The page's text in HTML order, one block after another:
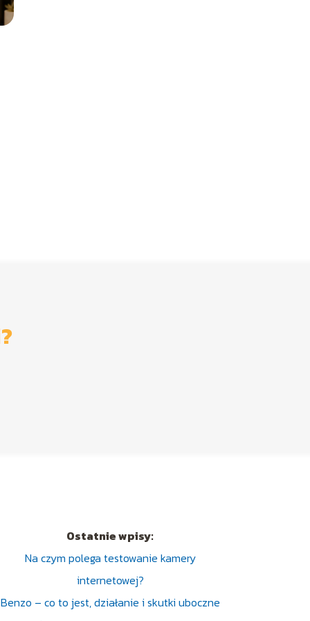
Ostatnie wpisy:
Na czym polega testowanie kamery
internetowej?
Benzo – co to jest, działanie i skutki uboczne